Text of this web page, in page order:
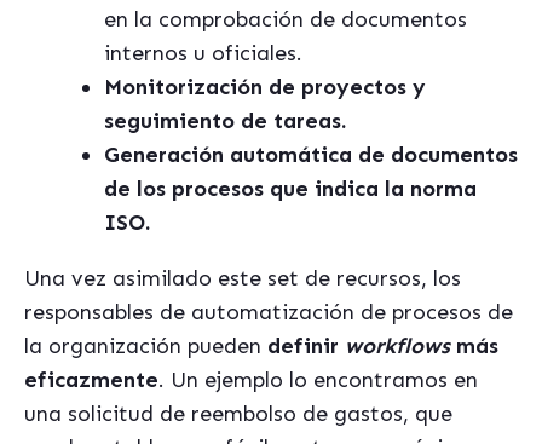
en la comprobación de documentos
internos u oficiales.
Monitorización de proyectos y
seguimiento de tareas.
Generación automática de documentos
de los procesos que indica la norma
ISO.
Una vez asimilado este set de recursos, los
responsables de automatización de procesos de
la organización pueden definir workflows más
eficazmente. Un ejemplo lo encontramos en
una solicitud de reembolso de gastos, que